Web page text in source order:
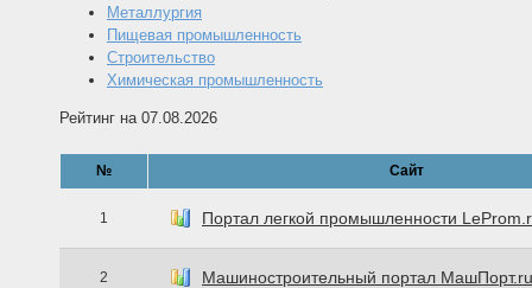
Металлургия
Пищевая промышленность
Строительство
Химическая промышленность
Рейтинг на 07.08.2026
№ Сайт
1 Портал легкой промышленности
2 Машиностроительный портал МашПорт.ru